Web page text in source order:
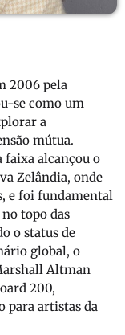
2006 pela
se como um
a
mútua.
faixa alcançou o
Zelândia, onde
e foi fundamental
topo das
o status de
global, o
Altman
200,
para artistas da